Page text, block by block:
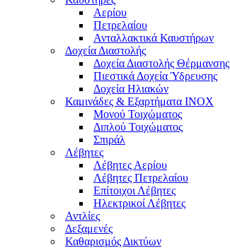
Αερίου
Πετρελαίου
Ανταλλακτικά Καυστήρων
Δοχεία Διαστολής
Δοχεία Διαστολής Θέρμανσης
Πιεστικά Δοχεία Ύδρευσης
Δοχεία Ηλιακών
Καμινάδες & Εξαρτήματα ΙΝΟΧ
Μονού Τοιχώματος
Διπλού Τοιχώματος
Σπιράλ
Λέβητες
Λέβητες Αερίου
Λέβητες Πετρελαίου
Επίτοιχοι Λέβητες
Ηλεκτρικοί Λέβητες
Αντλίες
Δεξαμενές
Καθαρισμός Δικτύων